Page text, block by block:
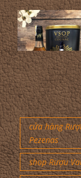
cửa hàng
Pezenas
shop Rượu